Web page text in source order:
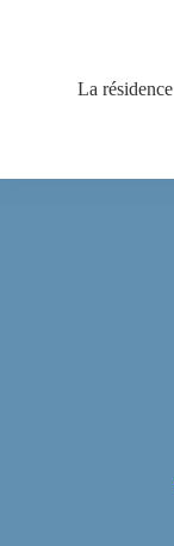
La résidence